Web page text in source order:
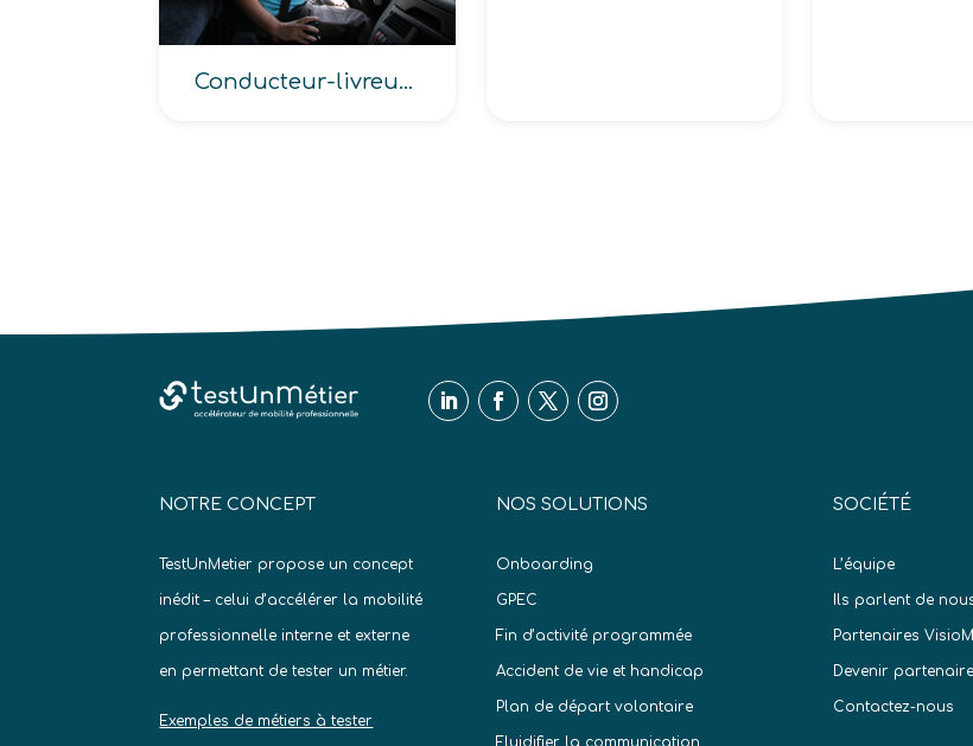
Conducteur-livreur, Conducteur livreur (installateur, marchandises)
NOTRE CONCEPT
TestUnMetier propose un concept
inédit – celui d’accélérer la mobilité
professionnelle interne et externe
en permettant de tester un métier.
Exemples de métiers à tester
NOS SOLUTIONS
Onboarding
GPEC
Fin d’activité programmée
Accident de vie et handicap
Plan de départ volontaire
Fluidifier la communication
SOCIÉTÉ
L’équipe
Ils parlent de
Partenaires
Devenir partenaire
Contactez-nous